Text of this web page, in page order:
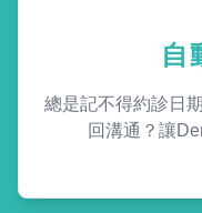
自
總是記不得約診日
回溝通？讓